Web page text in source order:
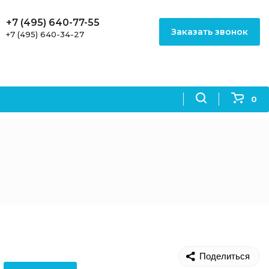
0
+7 (495) 640-77-55
+7 (495) 640-34-27 Заказать звонок
Поделиться